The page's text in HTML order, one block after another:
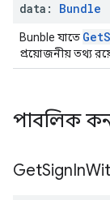
data: Bundle
Bunble যাতে
প্রয়োজনীয় তথ্য
পাবলিক
GetSignIn